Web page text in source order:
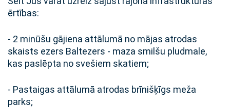
ērtības:
- 2 minūšu gājiena attālumā no mājas atrodas
skaists ezers Baltezers - maza smilšu pludmale,
kas paslēpta no svešiem skatiem;
- Pastaigas attālumā atrodas brīnišķīgs meža
parks;